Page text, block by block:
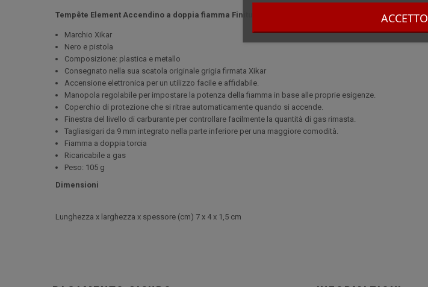
ACCETTO
Tempête Element Accendino a doppia fiamma Finitura nera e pistola
Marchio Xikar
Nero e pistola
Composizione: plastica e metallo
Consegnato nella sua scatola originale grigia firmata Xikar
Accensione elettronica per un utilizzo facile e affidabile.
Manopola regolabile per impostare la potenza della fiamma in base alle proprie esigenze.
Coperchio di protezione che si ritrae automaticamente quando si accende.
Finestra del livello di carburante per controllare facilmente la quantità di gas rimasta.
Tagliasigari da 9 mm integrato nella parte inferiore per una maggiore comodità.
Fiamma a doppia torcia
Ricaricabile a gas
Peso: 105 g
Dimensioni
Lunghezza x larghezza x spessore (cm) 7 x 4 x 1,5 cm